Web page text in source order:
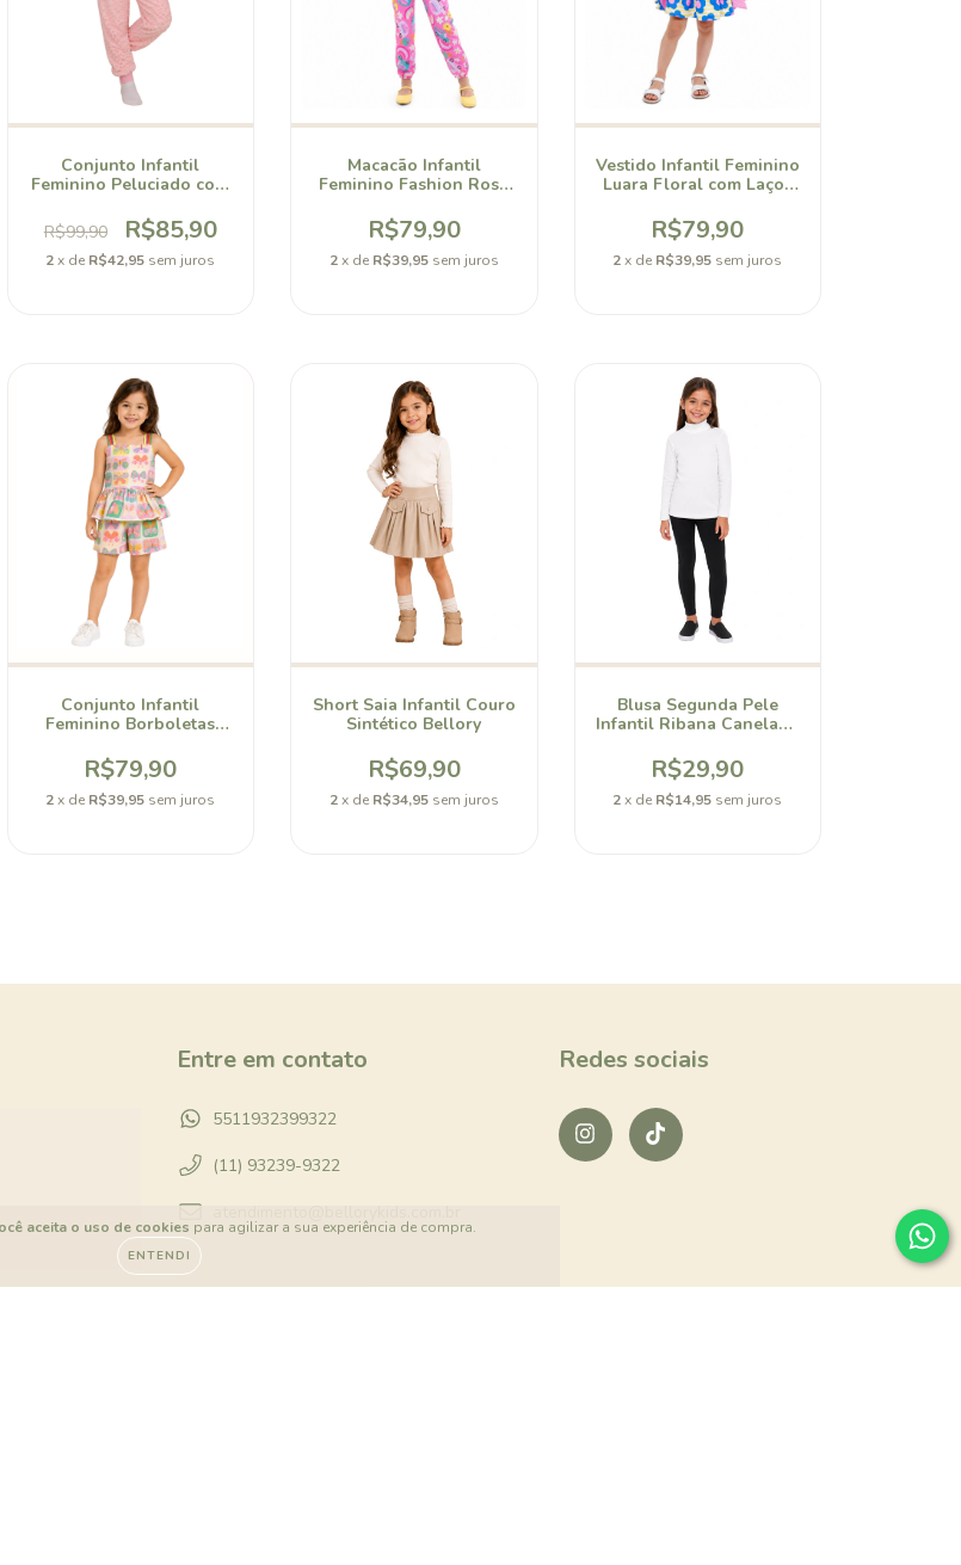
aceita o uso de cookies para agilizar a sua experiência de compra.
ENTENDI
Conjunto Infantil
Feminino Peluciado com
R$99,90
R$85,90
2 x de R$42,95 sem juros
Macacão Infantil
Feminino Fashion Rosa
R$79,90
2 x de R$39,95 sem juros
Vestido Infantil Feminino
Luara Floral com Laços
R$79,90
2 x de R$39,95 sem juros
Conjunto Infantil
Feminino Borboletas
R$79,90
2 x de R$39,95 sem juros
Short Saia Infantil Couro
Sintético Bellory
R$69,90
2 x de R$34,95 sem juros
Blusa Segunda Pele
Infantil Ribana Canelada
R$29,90
2 x de R$14,95 sem juros
Entre em contato
5511932399322
(11) 93239-9322
Redes sociais